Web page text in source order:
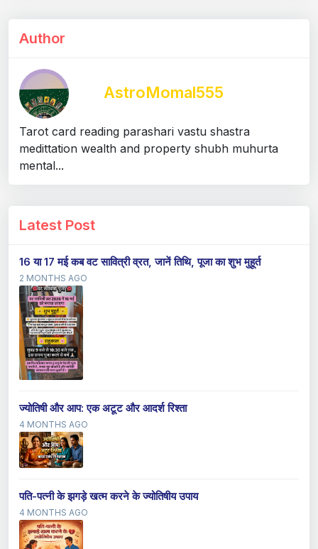
Author
AstroMomal555
Tarot card reading parashari vastu shastra
medittation wealth and property shubh muhurta
mental...
Latest Post
16 या 17 मई कब वट सावित्री व्रत, जानें तिथि, पूजा का शुभ मुहूर्त
2 MONTHS AGO
ज्योतिषी और आप: एक अटूट और आदर्श रिश्ता
4 MONTHS AGO
पति-पत्नी के झगड़े खत्म करने के ज्योतिषीय उपाय
4 MONTHS AGO